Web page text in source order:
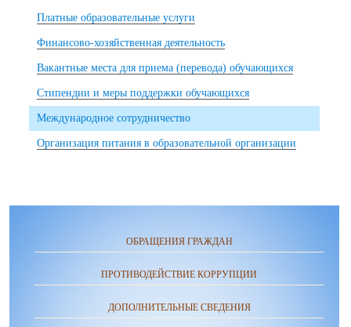
Платные образовательные услуги
Финансово-хозяйственная деятельность
Вакантные места для приема (перевода) обучающихся
Стипендии и меры поддержки обучающихся
Международное сотрудничество
Организация питания в образовательной организации
ОБРАЩЕНИЯ ГРАЖДАН
ПРОТИВОДЕЙСТВИЕ КОРРУПЦИИ
ДОПОЛНИТЕЛЬНЫЕ СВЕДЕНИЯ